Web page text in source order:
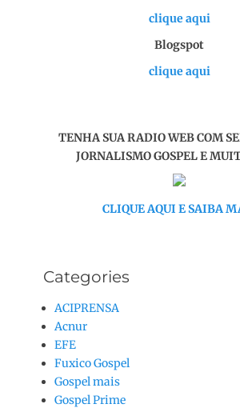
clique aqui
Blogspot
clique aqui
TENHA SUA RADIO WEB COM
JORNALISMO GOSPEL E
CLIQUE AQUI E SAIBA
Categories
ACIPRENSA
Acnur
EFE
Fuxico Gospel
Gospel mais
Gospel Prime